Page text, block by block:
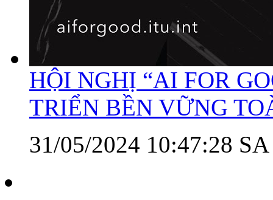
HỘI NGHỊ “AI FOR
TRIỂN BỀN VỮNG
31/05/2024 10:47:28 SA